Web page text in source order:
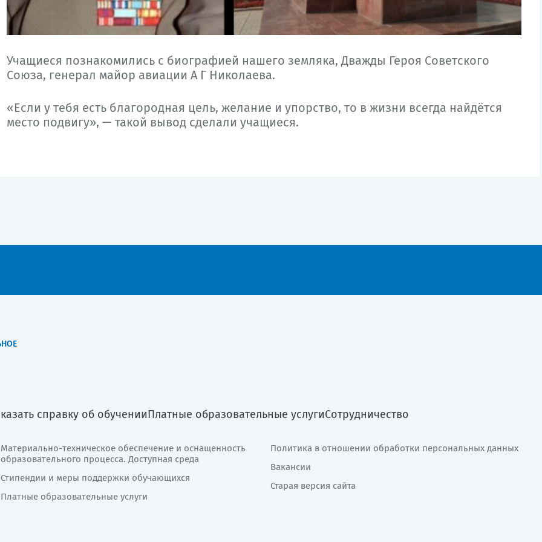
Учащиеся познакомились с биографией нашего земляка, Дважды Героя Советского
Союза, генерал майор авиации А Г Николаева.
«Если у тебя есть благородная цель, желание и упорство, то в жизни всегда найдётся
место подвигу», — такой вывод сделали учащиеся.
справку об обученииПлатные образовательные услугиСотрудничество
Материально-техническое обеспечение и оснащенность
образовательного процесса. Доступная среда
Стипендии и меры поддержки обучающихся
Платные образовательные услуги
Политика в отношении обработки персональных данных
Вакансии
Старая версия сайта